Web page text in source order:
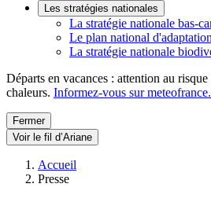
Les stratégies nationales
La stratégie nationale bas-
Le plan national
La stratégie nationale
Départs en vacances : attention au
chaleurs. Informez-vous sur
Fermer
Voir le fil d’Ariane
Accueil
Presse